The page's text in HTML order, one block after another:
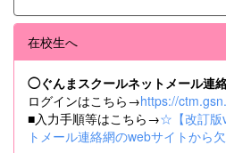
在校生へ
◯ぐんまスクールネットメール連
ログインはこちら→https://
■入力手順等はこちら→☆【改訂版
トメール連絡網のwebサイトから